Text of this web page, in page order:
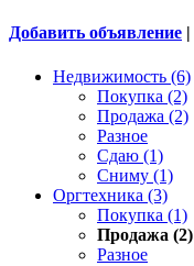
Добавить объявление |
Недвижимость (6)
Покупка (2)
Продажа (2)
Разное
Сдаю (1)
Сниму (1)
Оргтехника (3)
Покупка (1)
Продажа (2)
Разное